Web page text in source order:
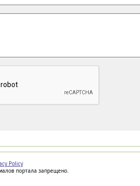
Policy
портала запрещено.